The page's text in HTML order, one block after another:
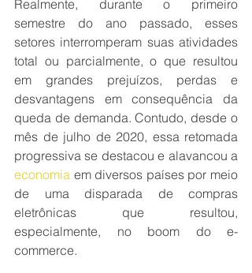
Realmente, durante o primeiro
semestre do ano passado, esses
setores interromperam suas atividades
total ou parcialmente, o que resultou
em grandes prejuízos, perdas e
desvantagens em consequência da
queda de demanda. Contudo, desde o
mês de julho de 2020, essa retomada
economia em diversos países por meio
de uma disparada de compras
eletrônicas que resultou,
especialmente, no boom do e-
commerce.